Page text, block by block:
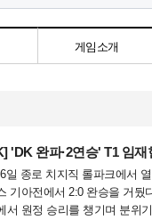
게임소개
'DK 완파·2연승' T1 임
일 종로 치지직 롤파크에서
기아전에서 2:0 완승을 거
서 원정 승리를 챙기며 분위